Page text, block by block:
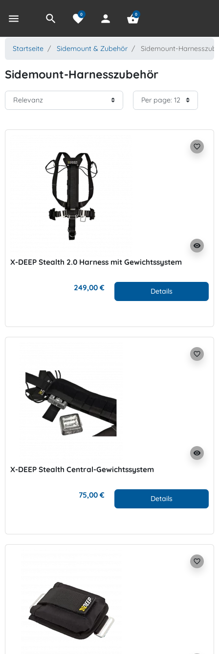
menu search favorite
0 person shopping_basket
0
Startseite Sidemount & Zubehör Sidemount-
Sidemount-Harnesszubehör
visibility
favorite_border
X-DEEP Stealth 2.0 Harness mit Gewichtssystem
249,00 € Details
visibility
favorite_border
X-DEEP Stealth Central-Gewichtssystem
75,00 € Details
favorite_border